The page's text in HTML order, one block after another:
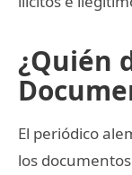
¿Quién
El periódico
los